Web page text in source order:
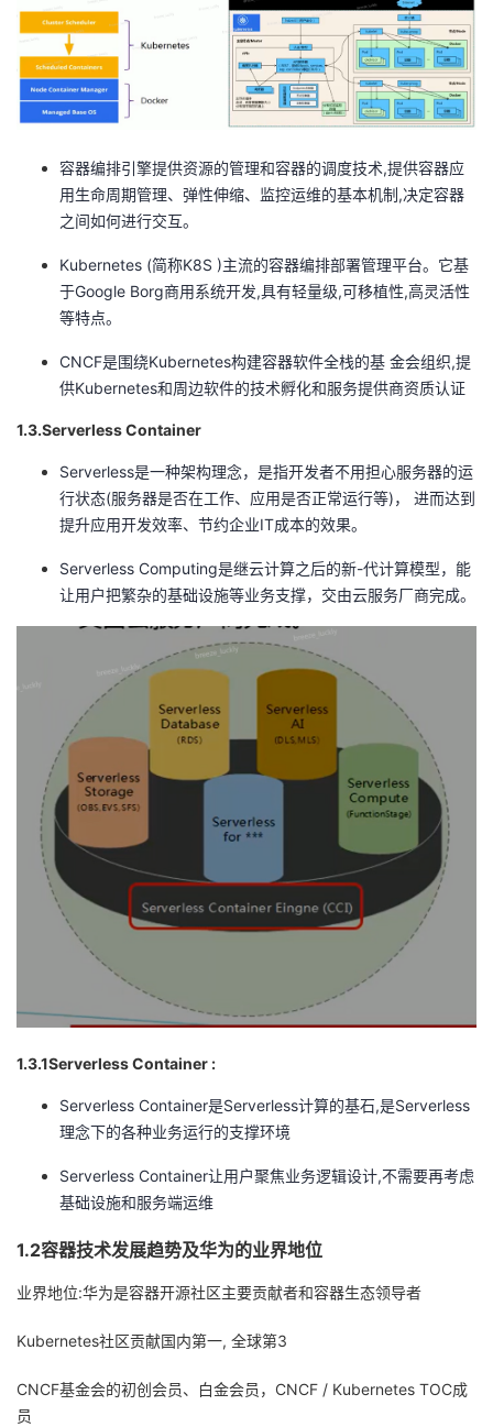
验
收
藏
议
容器编排引擎提供资源的管理和容器的调度技术,提供容器应
用生命周期管理、弹性伸缩、监控运维的基本机制,决定容器
之间如何进行交互。
Kubernetes (简称K8S )主流的容器编排部署管理平台。它基
于Google Borg商用系统开发,具有轻量级,可移植性,高灵活性
等特点。
CNCF是围绕Kubernetes构建容器软件全栈的基 金会组织,提
供Kubernetes和周边软件的技术孵化和服务提供商资质认证
1.3.Serverless Container
Serverless是一种架构理念，是指开发者不用担心服务器的运
行状态(服务器是否在工作、应用是否正常运行等)， 进而达到
提升应用开发效率、节约企业IT成本的效果。
Serverless Computing是继云计算之后的新-代计算模型，能
让用户把繁杂的基础设施等业务支撑，交由云服务厂商完成。
1.3.1Serverless Container :
Serverless Container是Serverless计算的基石,是Serverless
理念下的各种业务运行的支撑环境
Serverless Container让用户聚焦业务逻辑设计,不需要再考虑
基础设施和服务端运维
1.2容器技术发展趋势及华为的业界地位
业界地位:华为是容器开源社区主要贡献者和容器生态领导者
Kubernetes社区贡献国内第一, 全球第3
CNCF基金会的初创会员、白金会员，CNCF / Kubernetes TOC成
员